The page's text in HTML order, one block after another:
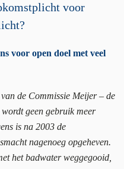
voor
voor open doel met veel
de Commissie Meijer – de
geen gebruik meer
is na 2003 de
nagenoeg opgeheven.
het badwater weggegooid,